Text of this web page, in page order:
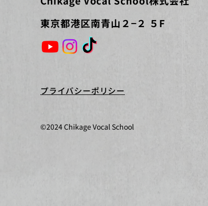
​東京都港区南青山２−２ ５F
プライバシーポリシー
©2024 Chikage Vocal School